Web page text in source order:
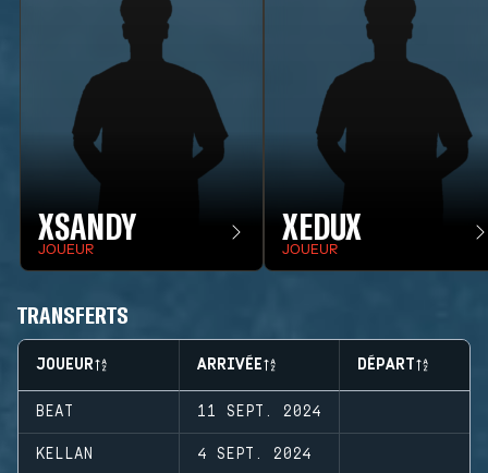
XSANDY
JOUEUR
XEDUX
JOUEUR
TRANSFERTS
JOUEUR ARRIVÉE DÉPART
BEAT 11 SEPT. 2024
KELLAN 4 SEPT. 2024